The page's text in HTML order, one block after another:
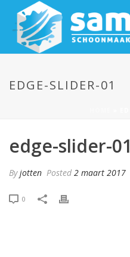
EDGE-SLIDER-01
edge-slider-01
Byjotten Posted 2 maart 2017
0